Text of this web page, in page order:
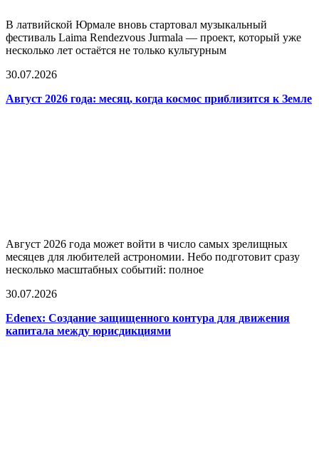
В латвийской Юрмале вновь стартовал музыкальный
фестиваль Laima Rendezvous Jurmala — проект, который уже
несколько лет остаётся не только культурным
30.07.2026
Август 2026 года: месяц, когда космос приблизится к Земле
Август 2026 года может войти в число самых зрелищных
месяцев для любителей астрономии. Небо подготовит сразу
несколько масштабных событий: полное
30.07.2026
Edenex: Создание защищенного контура для движения
капитала между юрисдикциями